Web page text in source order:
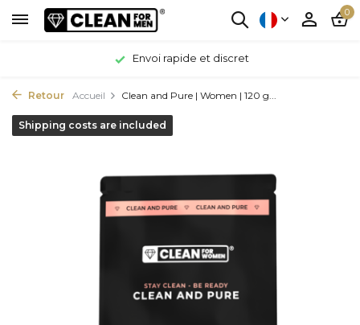
0
Envoi rapide et discret
Retour Accueil Clean and Pure | Women | 120 g...
Shipping costs are included